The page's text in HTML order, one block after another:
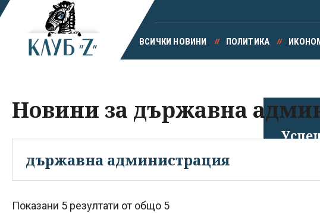
ВСИЧКИ НОВИНИ ПОЛИТИКА
Новини за държавна
Показани 5 резултати от общо 5